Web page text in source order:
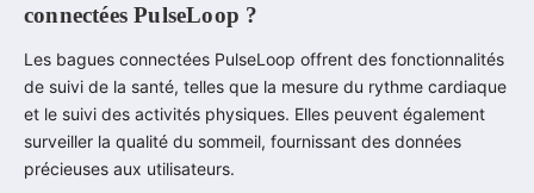
connectées PulseLoop ?
Les bagues connectées PulseLoop offrent des fonctionnalités
de suivi de la santé, telles que la mesure du rythme cardiaque
et le suivi des activités physiques. Elles peuvent également
surveiller la qualité du sommeil, fournissant des données
précieuses aux utilisateurs.